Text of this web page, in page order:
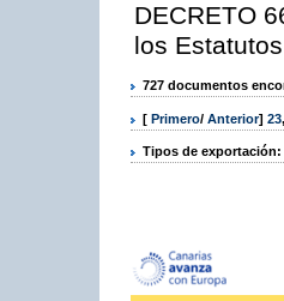
DECRETO
los
727 documentos
[ Primero/ Anterior] 23,
Tipos de exportación: